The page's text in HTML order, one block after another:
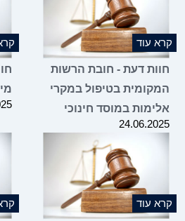
עוד
דעת - חובת הרשות
בטיפול במקרי
במוסד חינוכי
קרא עוד
חוות
מידע
עוד קרא עוד